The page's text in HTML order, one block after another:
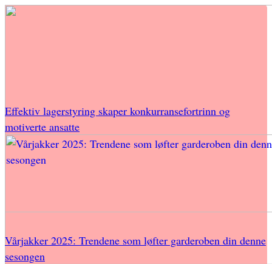
Effektiv lagerstyring skaper konkurransefortrinn og
motiverte ansatte
Vårjakker 2025: Trendene som løfter garderoben din denne
sesongen